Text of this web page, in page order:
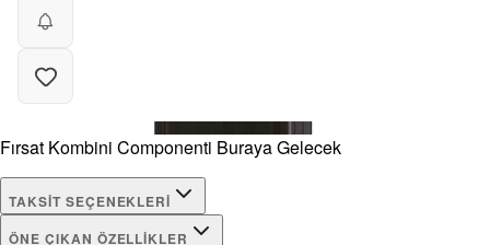
Fırsat Kombini Componenti Buraya Gelecek
TAKSIT SEÇENEKLERI
ÖNE ÇIKAN ÖZELLIKLER